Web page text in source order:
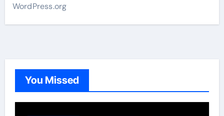
WordPress.org
You Missed